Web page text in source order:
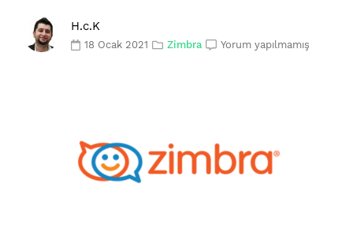
H.c.K
18 Ocak 2021 Zimbra Yorum yapılmamış